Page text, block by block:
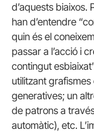
d’aquests biaixos.
han d’entendre
quin és el
passar a l’acció i
contingut
utilitzant grafismes
generatives; un
de patrons a
automàtic), etc.